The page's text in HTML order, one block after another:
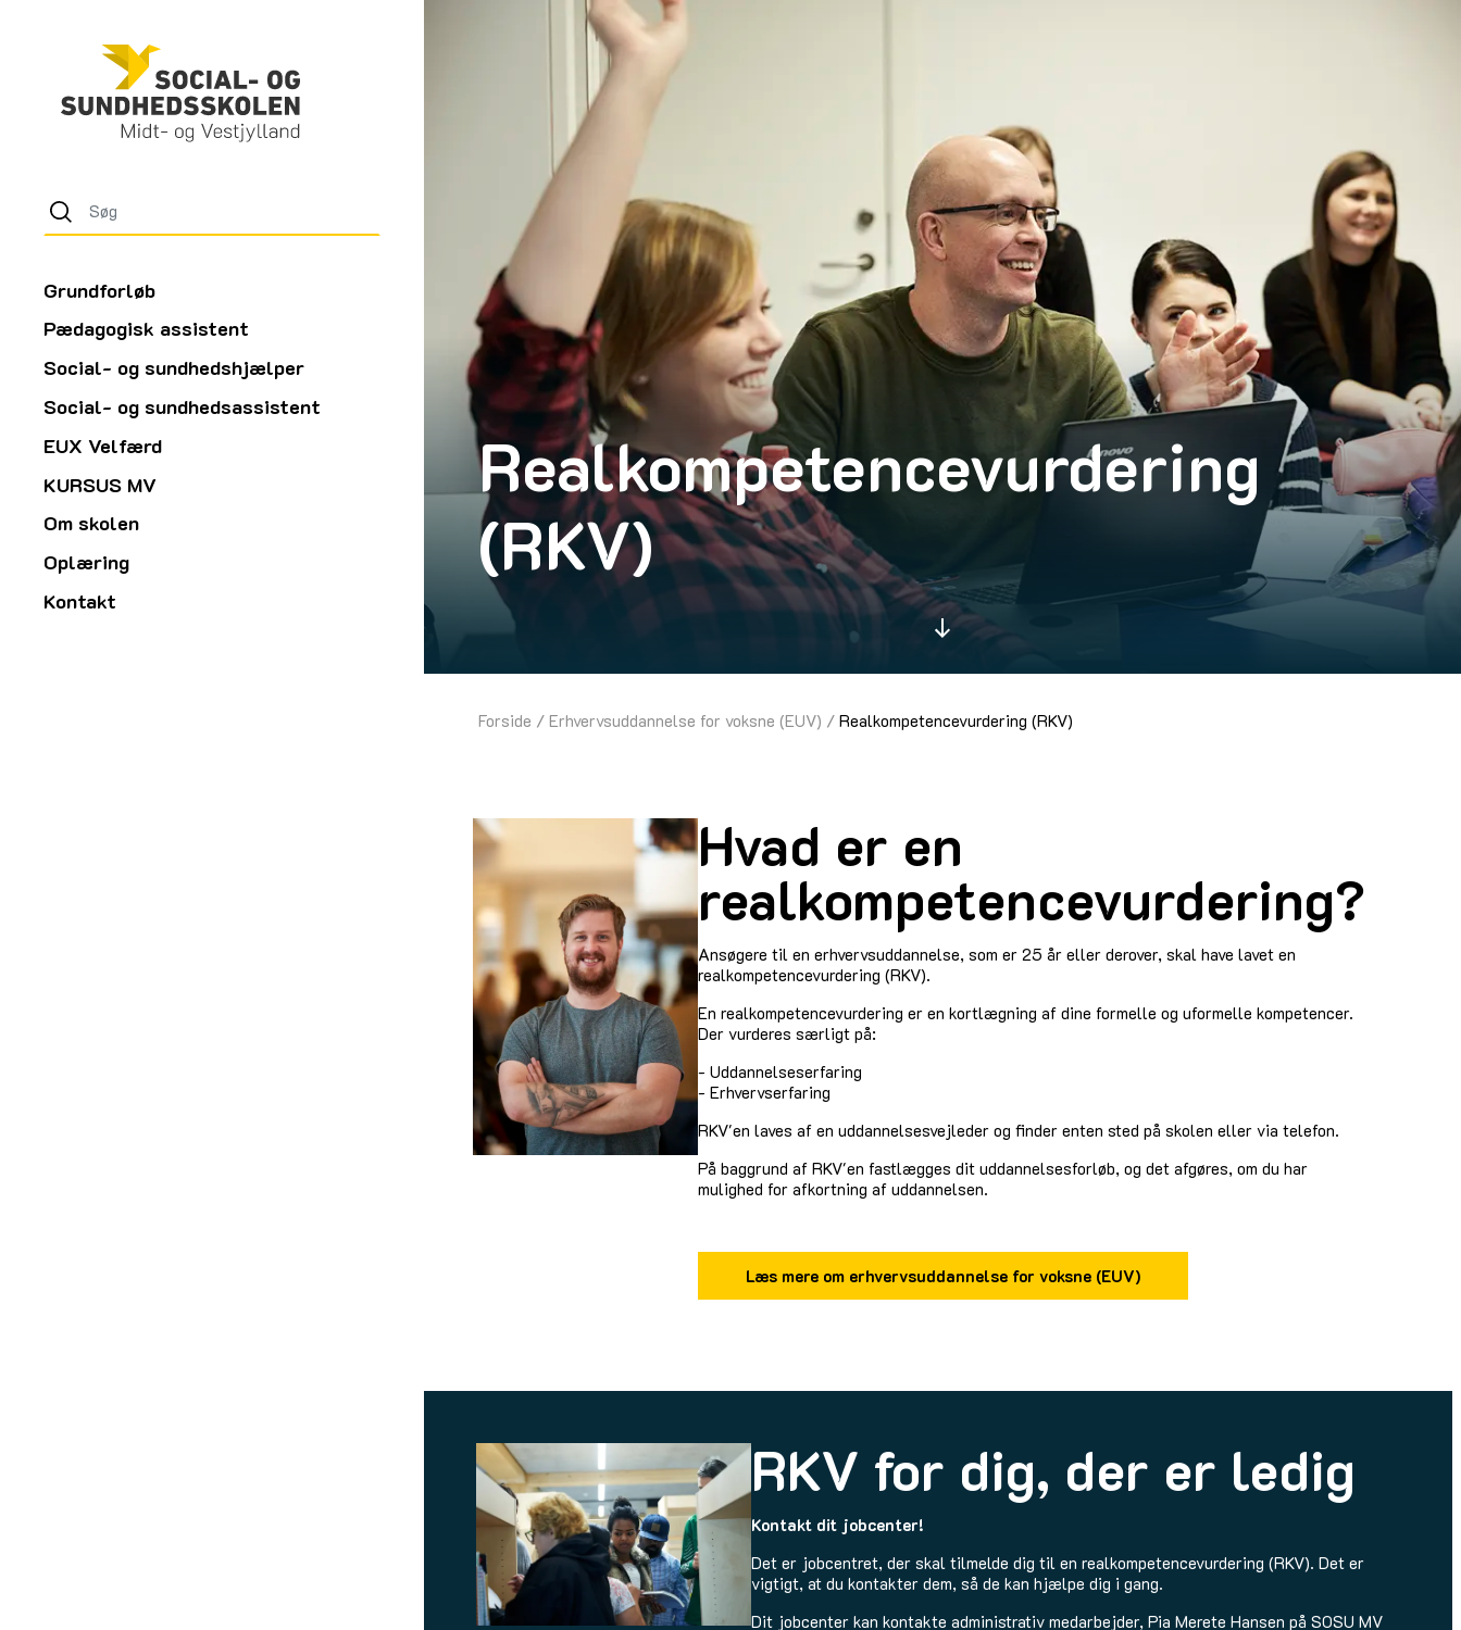
Grundforløb
Pædagogisk assistent
Social- og sundhedshjælper
Social- og sundhedsassistent
EUX Velfærd
KURSUS MV
Om skolen
Oplæring
Kontakt
Realkompetencevurdering
(RKV)
Forside Erhvervsuddannelse for voksne (EUV) Realkompetencevurdering (RKV)
Hvad er en
realkompetencevurdering?
Ansøgere til en erhvervsuddannelse, som er 25 år eller derover, skal have lavet en
realkompetencevurdering (RKV).
En realkompetencevurdering er en kortlægning af dine formelle og uformelle kompetencer.
Der vurderes særligt på:
- Uddannelseserfaring
- Erhvervserfaring
RKV'en laves af en uddannelsesvejleder og finder enten sted på skolen eller via telefon.
På baggrund af RKV'en fastlægges dit uddannelsesforløb, og det afgøres, om du har
mulighed for afkortning af uddannelsen.
Læs mere om erhvervsuddannelse for voksne (EUV)
RKV for dig, der er ledig
Kontakt dit jobcenter!
Det er jobcentret, der skal tilmelde dig til en realkompetencevurdering (RKV). Det er
vigtigt, at du kontakter dem, så de kan hjælpe dig i gang.
Dit jobcenter kan kontakte administrativ medarbejder, Pia Merete Hansen på SOSU MV